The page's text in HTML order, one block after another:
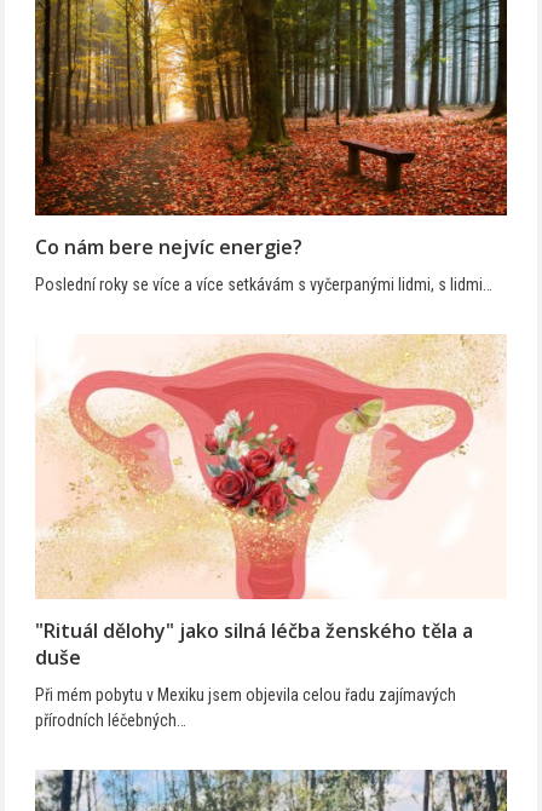
Co nám bere nejvíc energie?
Poslední roky se více a více setkávám s vyčerpanými lidmi, s lidmi…
"Rituál dělohy" jako silná léčba ženského těla a
duše
Při mém pobytu v Mexiku jsem objevila celou řadu zajímavých
přírodních léčebných…